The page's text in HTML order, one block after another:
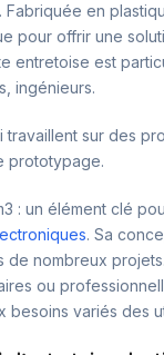
en
pour offrir une
entretoise est
ingénieurs.
travaillent sur des
prototypage.
: un élément clé
. Sa
de nombreux
ou
besoins variés des